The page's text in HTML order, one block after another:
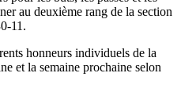
au deuxième rang de la section
11.
honneurs individuels de la
et la semaine prochaine selon